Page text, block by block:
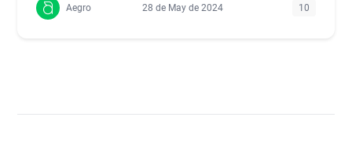
Aegro 28 de May de 2024 10